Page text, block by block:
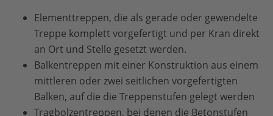
Elementtreppen, die als gerade oder gewendelte
Treppe komplett vorgefertigt und per Kran direkt
an Ort und Stelle gesetzt werden.
Balkentreppen mit einer Konstruktion aus einem
mittleren oder zwei seitlichen vorgefertigten
Balken, auf die die Treppenstufen gelegt werden
Tragbolzentreppen, bei denen die Betonstufen